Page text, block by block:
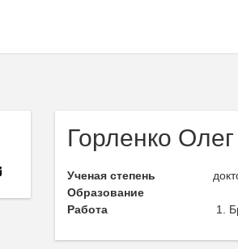
Горленко
Ученая степень
Образование
Работа